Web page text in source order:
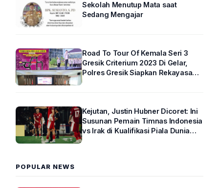
Sekolah Menutup Mata saat
Sedang Mengajar
Road To Tour Of Kemala Seri 3
Gresik Criterium 2023 Di Gelar,
Polres Gresik Siapkan Rekayasa
Kejutan, Justin Hubner Dicoret: Ini
Susunan Pemain Timnas Indonesia
vs Irak di Kualifikasi Piala Dunia
POPULAR NEWS